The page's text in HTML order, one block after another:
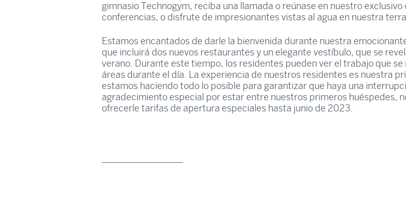
gimnasio Technogym, reciba una llamada o reúnase en nuestro exclusivo
conferencias, o disfrute de impresionantes vistas al agua en nuestra
Estamos encantados de darle la bienvenida durante nuestra
que incluirá dos nuevos restaurantes y un elegante vestíbulo, que se
verano. Durante este tiempo, los residentes pueden ver el trabajo que
áreas durante el día. La experiencia de nuestros residentes es nuestra
estamos haciendo todo lo posible para garantizar que haya una
agradecimiento especial por estar entre nuestros primeros huéspedes,
ofrecerle tarifas de apertura especiales hasta junio de 2023.